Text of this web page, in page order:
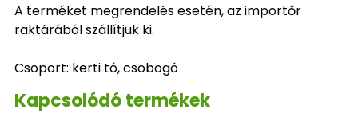
A terméket megrendelés esetén, az importőr
raktárából szállítjuk ki.
Csoport: kerti tó, csobogó
Kapcsolódó termékek